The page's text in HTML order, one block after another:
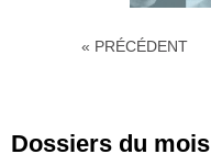
« PRÉCÉDENT
Dossiers du mois